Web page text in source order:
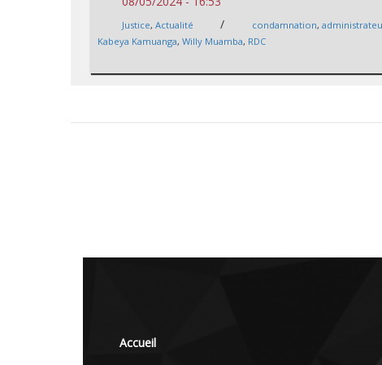
Justice,Actualité / condamnation,
Kabeya Kamuanga,Willy Muamba, RDC
Accueil